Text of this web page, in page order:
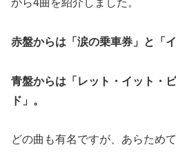
から4曲を紹介しました。
赤盤からは「涙の乗車券」と「
青盤からは「レット・イット・
ド」。
どの曲も有名ですが、あらため